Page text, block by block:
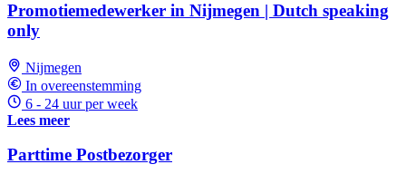
Promotiemedewerker in Nijmegen | Dutch speaking
only
Nijmegen
In overeenstemming
6 - 24 uur per week
Lees meer
Parttime Postbezorger